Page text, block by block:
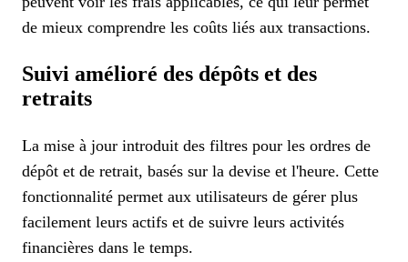
de mieux comprendre les coûts liés aux transactions.
Suivi amélioré des dépôts et des
retraits
La mise à jour introduit des filtres pour les ordres de
dépôt et de retrait, basés sur la devise et l'heure. Cette
fonctionnalité permet aux utilisateurs de gérer plus
facilement leurs actifs et de suivre leurs activités
financières dans le temps.